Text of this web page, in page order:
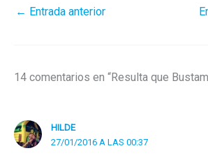
← Entrada anterior
14 comentarios en “Resulta que
HILDE
27/01/2016 A LAS 00:37